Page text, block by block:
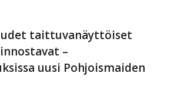
taittuvanäyttöiset
–
uusi Pohjoismaiden